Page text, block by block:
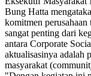
Bung Hatta
komitmen perusahaan
sangat penting dari
antara Corporate
aktualisasinya adalah
masyarakat